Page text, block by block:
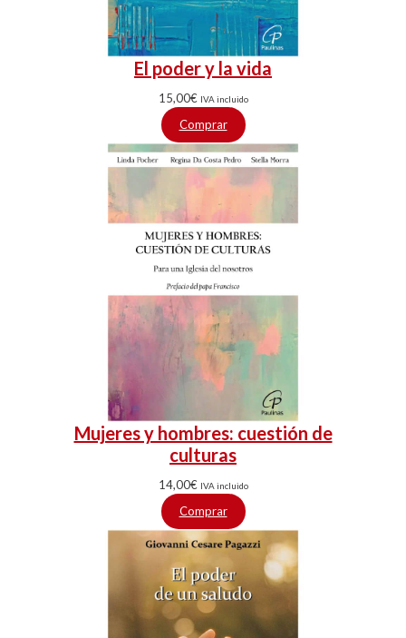
El poder y la vida
15,00€ IVA incluido
Comprar
Mujeres y hombres: cuestión de
culturas
14,00€ IVA incluido
Comprar